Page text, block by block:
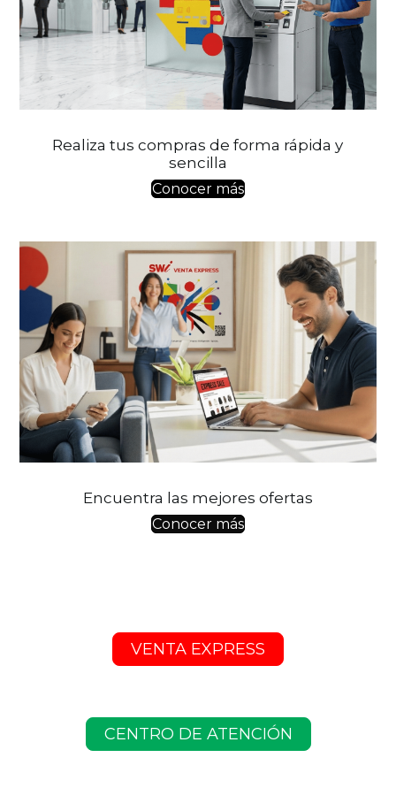
Realiza tus compras de forma rápida y
sencilla
Conocer más
Encuentra las mejores ofertas
Conocer más
VENTA EXPRESS
CENTRO DE ATENCIÓN